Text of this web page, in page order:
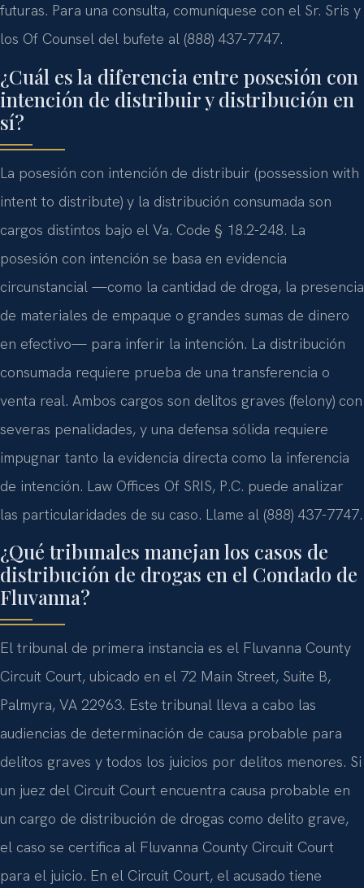
futuras. Para una consulta, comuníquese con el Sr. Sris y
los Of Counsel del bufete al (888) 437-7747.
¿Cuál es la diferencia entre posesión con
intención de distribuir y distribución en
sí?
La posesión con intención de distribuir (possession with
intent to distribute) y la distribución consumada son
cargos distintos bajo el Va. Code § 18.2-248. La
posesión con intención se basa en evidencia
circunstancial —como la cantidad de droga, la presencia
de materiales de empaque o grandes sumas de dinero
en efectivo— para inferir la intención. La distribución
consumada requiere prueba de una transferencia o
venta real. Ambos cargos son delitos graves (felony) con
severas penalidades, y una defensa sólida requiere
impugnar tanto la evidencia directa como la inferencia
de intención. Law Offices Of SRIS, P.C. puede analizar
las particularidades de su caso. Llame al (888) 437-7747.
¿Qué tribunales manejan los casos de
distribución de drogas en el Condado de
Fluvanna?
El tribunal de primera instancia es el Fluvanna County
Circuit Court, ubicado en el 72 Main Street, Suite B,
Palmyra, VA 22963. Este tribunal lleva a cabo las
audiencias de determinación de causa probable para
delitos graves y todos los juicios por delitos menores. Si
un juez del Circuit Court encuentra causa probable en
un cargo de distribución de drogas como delito grave,
el caso se certifica al Fluvanna County Circuit Court
para el juicio. En el Circuit Court, el acusado tiene